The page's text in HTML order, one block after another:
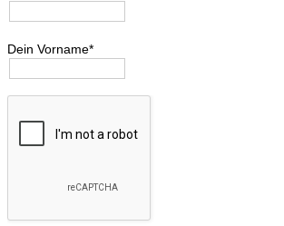
Dein Vorname*